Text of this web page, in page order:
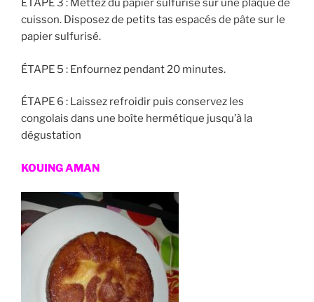
ÉTAPE 3 : Mettez du papier sulfurisé sur une plaque de
cuisson. Disposez de petits tas espacés de pâte sur le
papier sulfurisé.
ÉTAPE 5 : Enfournez pendant 20 minutes.
ÉTAPE 6 : Laissez refroidir puis conservez les
congolais dans une boîte hermétique jusqu’à la
dégustation
KOUING AMAN